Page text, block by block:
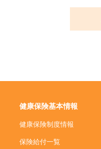
健康保険基本情報
健康保険制度情報
保険給付一覧